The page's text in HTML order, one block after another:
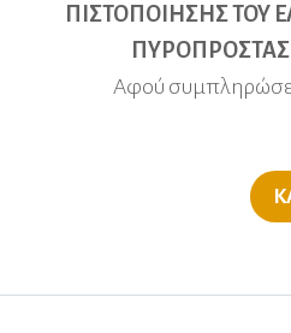
ΠΙΣΤΟΠΟΙΗΣΗΣ ΤΟΥ
Αφού